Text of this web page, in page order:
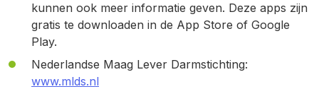
kunnen ook meer informatie geven. Deze apps zijn
gratis te downloaden in de App Store of Google
Play.
Nederlandse Maag Lever Darmstichting:
www.mlds.nl